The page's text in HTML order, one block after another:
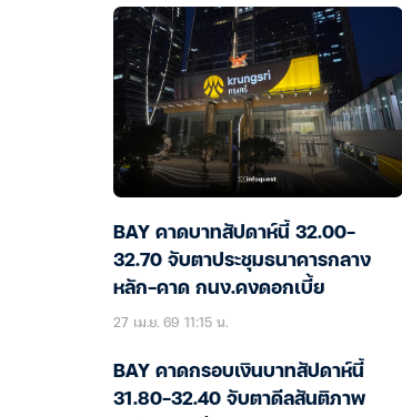
BAY คาดบาทสัปดาห์นี้ 32.00-
32.70 จับตาประชุมธนาคารกลาง
หลัก-คาด กนง.คงดอกเบี้ย
27 เม.ย. 69 11:15 น.
BAY คาดกรอบเงินบาทสัปดาห์นี้
31.80-32.40 จับตาดีลสันติภาพ